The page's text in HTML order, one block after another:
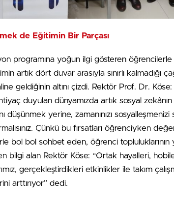
de Eğitimin Bir Parçası
programına yoğun ilgi gösteren
artık dört duvar arasıyla sınırlı kalmadığı
geldiğinin altını çizdi. Rektör Prof. Dr.
duyulan dünyamızda artık sosyal
düşünmek yerine, zamanınızı
Çünkü bu fırsatları öğrenciyken
bol bol sohbet eden, öğrenci topluluklarının
bilgi alan Rektör Köse: “Ortak hayalleri,
gerçekleştirdikleri etkinlikler ile takım
arttırıyor” dedi.